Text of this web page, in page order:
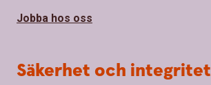
Jobba hos oss
Säkerhet och integritet